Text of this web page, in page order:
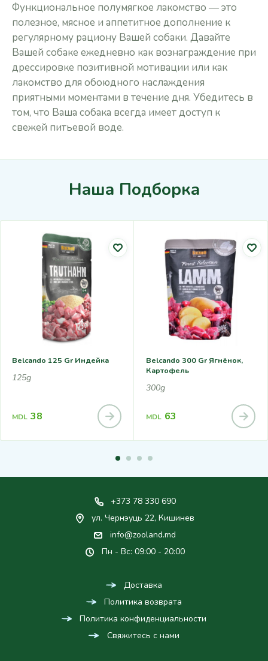
Функциональное полумягкое лакомство — это
полезное, мясное и аппетитное дополнение к
регулярному рациону Вашей собаки. Давайте
Вашей собаке ежедневно как вознаграждение при
дрессировке позитивной мотивации или как
лакомство для обоюдного наслаждения
приятными моментами в течение дня. Убедитесь в
том, что Ваша собака всегда имеет доступ к
свежей питьевой воде.
Наша Подборка
Belcando 125 Gr Индейка
125g
MDL 38
Belcando 300 Gr Ягнёнок,
Картофель
300g
MDL 63
+373 78 330 690
ул. Чернэуць 22, Кишинев
info@zooland.md
Пн - Вс: 09:00 - 20:00
Доставка
Политика возврата
Политика конфиденциальности
Свяжитесь с нами